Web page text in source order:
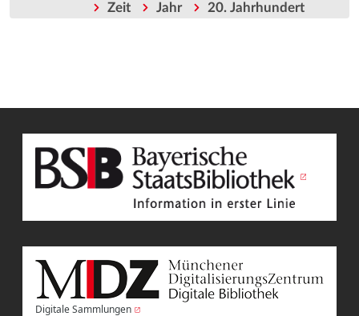
Zeit Jahr 20. Jahrhundert
Digitale Sammlungen